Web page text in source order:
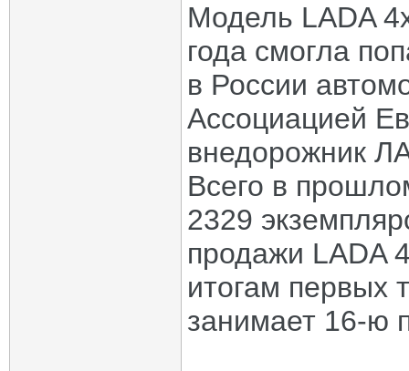
Модель LADA
года смогла
в России
Ассоциацией
внедорожник
Всего в
2329
продажи LADA
итогам первых
занимает 16-ю